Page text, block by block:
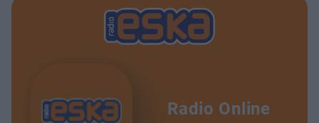
Radio Online